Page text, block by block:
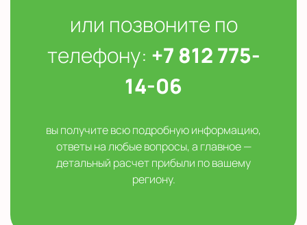
или позвоните по
телефону: +7 812 775-
14-06
вы получите всю подробную информацию,
ответы на любые вопросы, а главное —
детальный расчет прибыли по вашему
региону.